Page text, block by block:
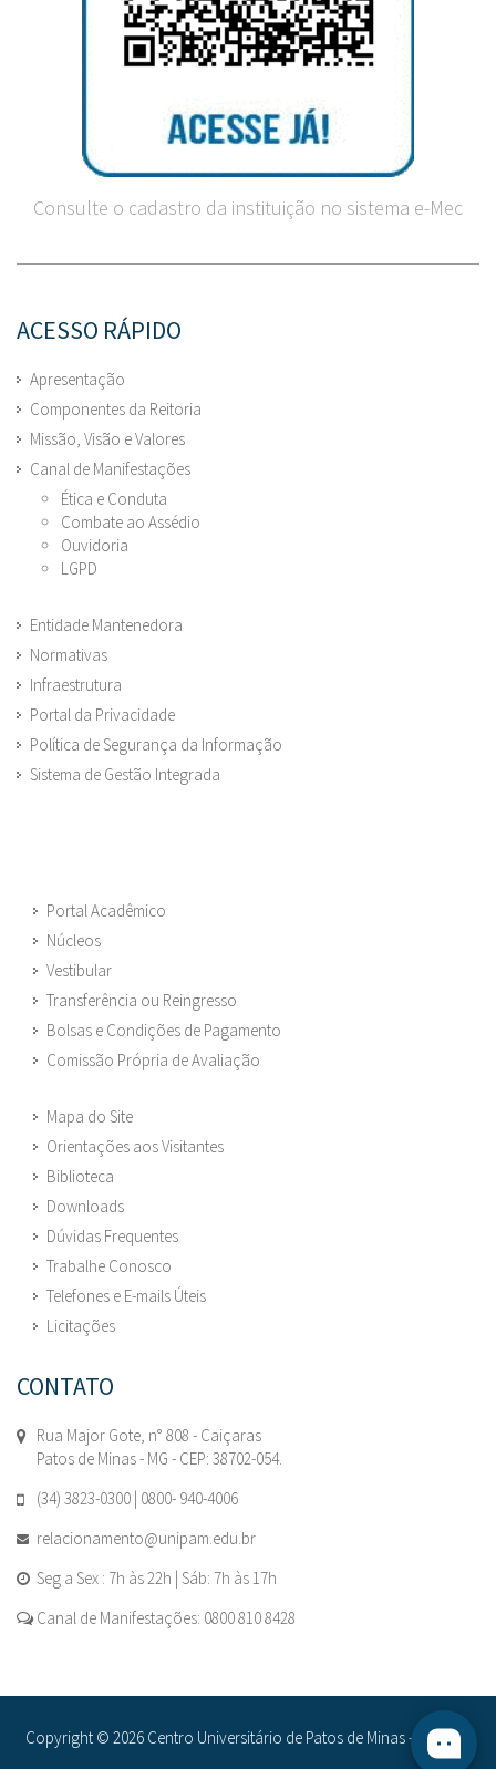
Consulte o cadastro da instituição no sistema e-Mec
ACESSO RÁPIDO
Apresentação
Componentes da Reitoria
Missão, Visão e Valores
Canal de Manifestações
Ética e Conduta
Combate ao Assédio
Ouvidoria
LGPD
Entidade Mantenedora
Normativas
Infraestrutura
Portal da Privacidade
Política de Segurança da Informação
Sistema de Gestão Integrada
Portal Acadêmico
Núcleos
Vestibular
Transferência ou Reingresso
Bolsas e Condições de Pagamento
Comissão Própria de Avaliação
Mapa do Site
Orientações aos Visitantes
Biblioteca
Downloads
Dúvidas Frequentes
Trabalhe Conosco
Telefones e E-mails Úteis
Licitações
CONTATO
Rua Major Gote, n° 808 - Caiçaras
Patos de Minas - MG - CEP: 38702-054.
(34) 3823-0300 | 0800- 940-4006
relacionamento@unipam.edu.br
Seg a Sex : 7h às 22h | Sáb: 7h às 17h
Canal de Manifestações: 0800 810 8428
Copyright © 2026 Centro Universitário de Patos de Minas - UNIPAM.